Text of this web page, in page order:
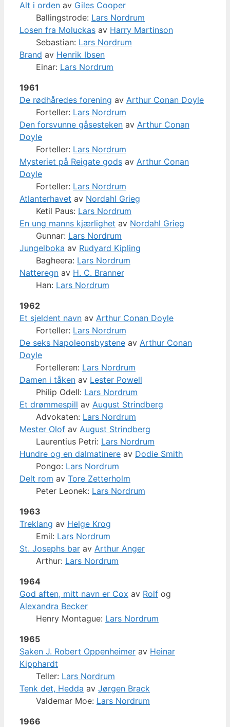
Alt i orden av Giles Cooper
Ballingstrode: Lars Nordrum
Losen fra Moluckas av Harry Martinson
Sebastian: Lars Nordrum
Brand av Henrik Ibsen
Einar: Lars Nordrum
1961
De rødhåredes forening av Arthur Conan Doyle
Forteller: Lars Nordrum
Den forsvunne gåsesteken av Arthur Conan
Doyle
Forteller: Lars Nordrum
Mysteriet på Reigate gods av Arthur Conan
Doyle
Forteller: Lars Nordrum
Atlanterhavet av Nordahl Grieg
Ketil Paus: Lars Nordrum
En ung manns kjærlighet av Nordahl Grieg
Gunnar: Lars Nordrum
Jungelboka av Rudyard Kipling
Bagheera: Lars Nordrum
Natteregn av H. C. Branner
Han: Lars Nordrum
1962
Et sjeldent navn av Arthur Conan Doyle
Forteller: Lars Nordrum
De seks Napoleonsbystene av Arthur Conan
Doyle
Fortelleren: Lars Nordrum
Damen i tåken av Lester Powell
Philip Odell: Lars Nordrum
Et drømmespill av August Strindberg
Advokaten: Lars Nordrum
Mester Olof av August Strindberg
Laurentius Petri: Lars Nordrum
Hundre og en dalmatinere av Dodie Smith
Pongo: Lars Nordrum
Delt rom av Tore Zetterholm
Peter Leonek: Lars Nordrum
1963
Treklang av Helge Krog
Emil: Lars Nordrum
St. Josephs bar av Arthur Anger
Arthur: Lars Nordrum
1964
God aften, mitt navn er Cox av Rolf og
Alexandra Becker
Henry Montague: Lars Nordrum
1965
Saken J. Robert Oppenheimer av Heinar
Kipphardt
Teller: Lars Nordrum
Tenk det, Hedda av Jørgen Brack
Valdemar Moe: Lars Nordrum
1966